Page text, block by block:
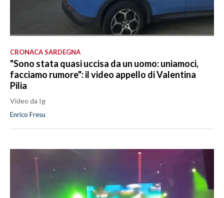
CRONACA SARDEGNA
"Sono stata quasi uccisa da un uomo: uniamoci,
facciamo rumore": il video appello di Valentina
Pilia
Video da Ig
Enrico Fresu